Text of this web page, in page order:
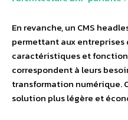
En revanche, un CMS
permettant aux
caractéristiques et
correspondent à leurs
transformation numérique.
solution plus légère et